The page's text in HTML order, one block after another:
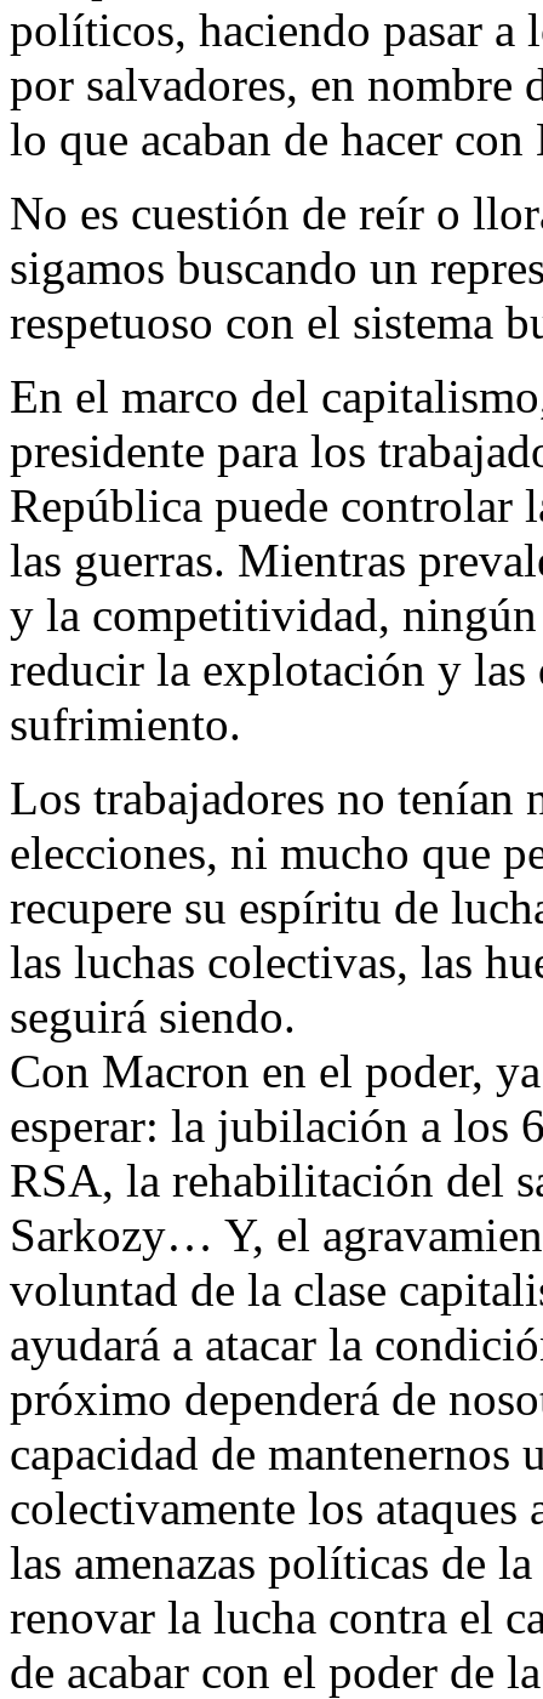
políticos, haciendo pasar a
por salvadores, en nombre
lo que acaban de hacer
No es cuestión de reír o
sigamos buscando un
respetuoso con el sistema
En el marco del
presidente para los
República puede controlar
las guerras. Mientras
y la competitividad,
reducir la explotación y las
sufrimiento.
Los trabajadores no tenían
elecciones, ni mucho que
recupere su espíritu de
las luchas colectivas, las
seguirá siendo.
Con Macron en el poder,
esperar: la jubilación a los
RSA, la rehabilitación del
Sarkozy… Y, el
voluntad de la clase
ayudará a atacar la
próximo dependerá de
capacidad de mantenernos
colectivamente los ataques
las amenazas políticas de
renovar la lucha contra el
de acabar con el poder de